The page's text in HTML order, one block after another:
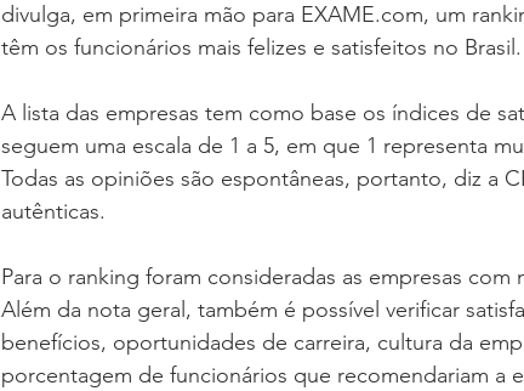
divulga, em primeira mão para EXAME.com, um
têm os funcionários mais felizes e satisfeitos no Brasil.
A lista das empresas tem como base os índices de
seguem uma escala de 1 a 5, em que 1 representa
Todas as opiniões são espontâneas, portanto, diz a
autênticas.
Para o ranking foram consideradas as empresas com
Além da nota geral, também é possível verificar
benefícios, oportunidades de carreira, cultura da
porcentagem de funcionários que recomendariam a